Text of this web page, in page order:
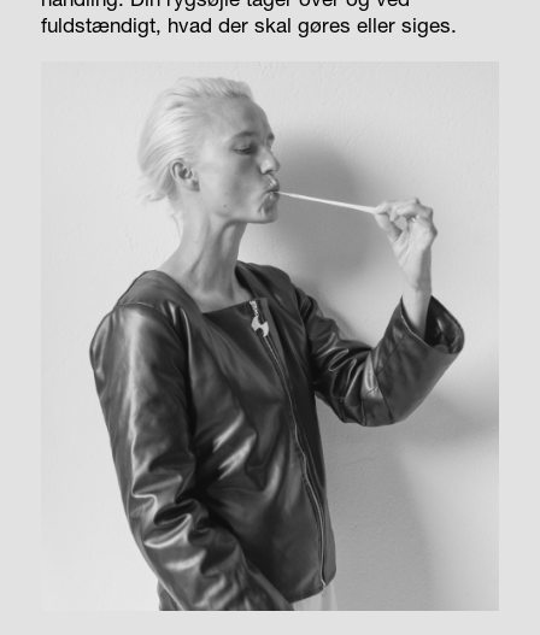
fuldstændigt, hvad der skal gøres eller siges.